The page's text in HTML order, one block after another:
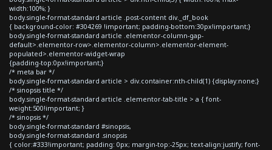
width:100%; }
body.single-format-standard article .post-content div._df_book
{ background-color: #304269 !important; padding-bottom:30px!important;}
body.single-format-standard article .elementor-column-gap-
default>.elementor-row>.elementor-column>.elementor-element-
populated>.elementor-widget-wrap
{padding-top:0px!important;}
/* meta bar */
body.single-format-standard article > div.container:nth-child(1) {display:none;}
/* sinopsis title */
body.single-format-standard article .elementor-tab-title > a { font-
weight:500!important; }
/* sinopsis */
body.single-format-standard #sinopsis,
body.single-format-standard .sinopsis
{ color:#333!important; padding: 0px; margin-top:-25px; text-align:justify; font-